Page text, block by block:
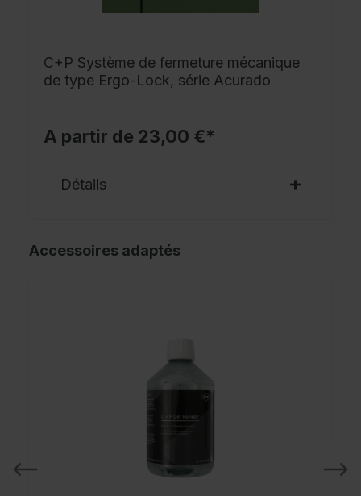
C+P Système de fermeture mécanique
de type Ergo-Lock, série Acurado
A partir de 23,00 €*
Détails
Accessoires adaptés